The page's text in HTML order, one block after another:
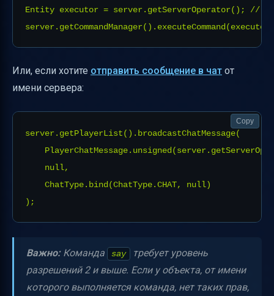
Entity executor = server.getServerOperator(); // или
Или, если хотите отправить сообщение в чат от
имени сервера:
server.getPlayerList().broadcastChatMessage(
    null,
    ChatType.bind(ChatType.CHAT, null)
Copy
Важно:Команда say
требует уровень
разрешений 2 и выше. Если у объекта, от имени
которого выполняется команда, нет таких прав,